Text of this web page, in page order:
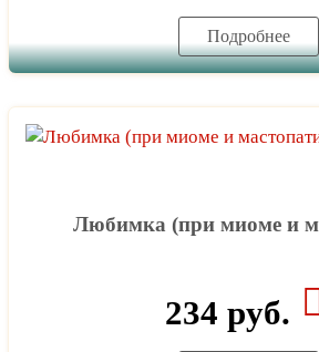
Подробнее
Любимка (при миоме и
234 руб.